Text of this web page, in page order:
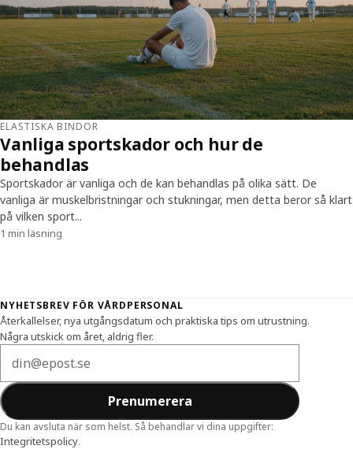
ELASTISKA BINDOR
Vanliga sportskador och hur de
behandlas
Sportskador är vanliga och de kan behandlas på olika sätt. De
vanliga är muskelbristningar och stukningar, men detta beror så klart
på vilken sport...
1 min läsning
Sidfot
NYHETSBREV FÖR VÅRDPERSONAL
Återkallelser, nya utgångsdatum och praktiska tips om utrustning.
Några utskick om året, aldrig fler.
Prenumerera
Du kan avsluta när som helst. Så behandlar vi dina uppgifter:
Integritetspolicy.